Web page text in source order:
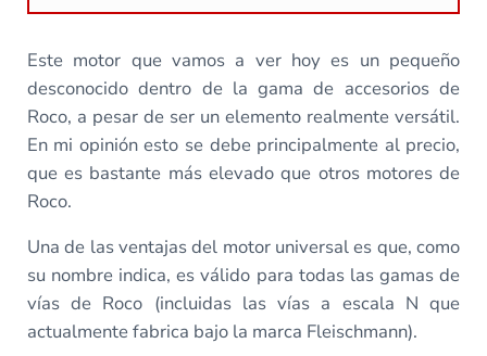
Este motor que vamos a ver hoy es un pequeño
desconocido dentro de la gama de accesorios de
Roco, a pesar de ser un elemento realmente versátil.
En mi opinión esto se debe principalmente al precio,
que es bastante más elevado que otros motores de
Roco.
Una de las ventajas del motor universal es que, como
su nombre indica, es válido para todas las gamas de
vías de Roco (incluidas las vías a escala N que
actualmente fabrica bajo la marca Fleischmann).